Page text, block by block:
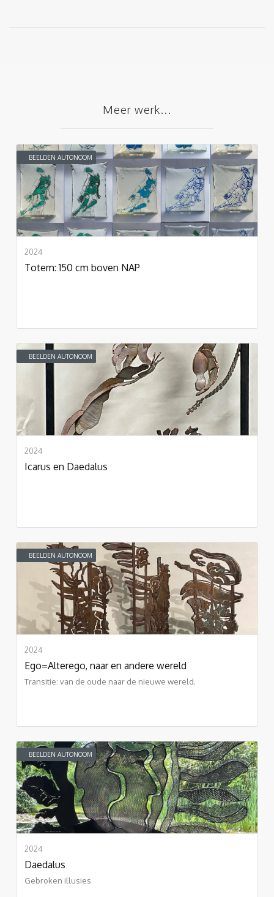
Meer werk...
BEELDEN AUTONOOM
2024
Totem: 150 cm boven NAP
BEELDEN AUTONOOM
2024
Icarus en Daedalus
BEELDEN AUTONOOM
2024
Ego=Alterego, naar en andere wereld
Transitie: van de oude naar de nieuwe wereld.
BEELDEN AUTONOOM
2024
Daedalus
Gebroken illusies